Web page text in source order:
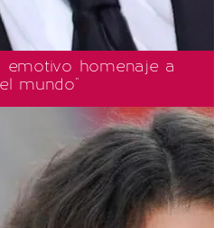
emotivo homenaje a
mundo"